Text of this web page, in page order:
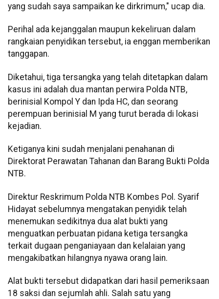
yang sudah saya sampaikan ke dirkrimum," ucap dia.
Perihal ada kejanggalan maupun kekeliruan dalam
rangkaian penyidikan tersebut, ia enggan memberikan
tanggapan.
Diketahui, tiga tersangka yang telah ditetapkan dalam
kasus ini adalah dua mantan perwira Polda NTB,
berinisial Kompol Y dan Ipda HC, dan seorang
perempuan berinisial M yang turut berada di lokasi
kejadian.
Ketiganya kini sudah menjalani penahanan di
Direktorat Perawatan Tahanan dan Barang Bukti Polda
NTB.
Direktur Reskrimum Polda NTB Kombes Pol. Syarif
Hidayat sebelumnya mengatakan penyidik telah
menemukan sedikitnya dua alat bukti yang
menguatkan perbuatan pidana ketiga tersangka
terkait dugaan penganiayaan dan kelalaian yang
mengakibatkan hilangnya nyawa orang lain.
Alat bukti tersebut didapatkan dari hasil pemeriksaan
18 saksi dan sejumlah ahli. Salah satu yang